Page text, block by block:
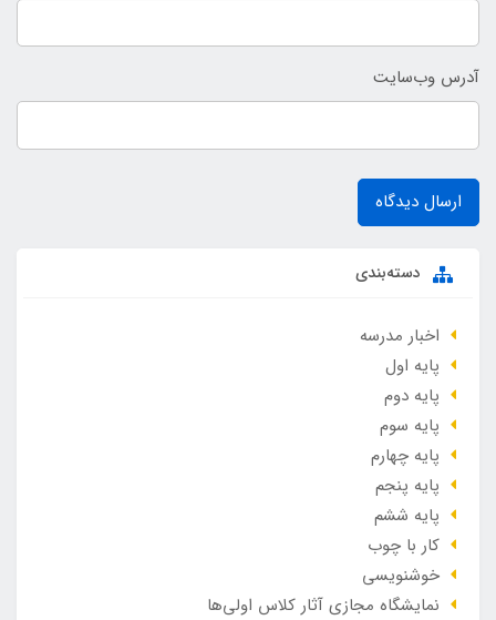
آدرس وب‌سایت
ارسال دیدگاه
دسته‌بندی
اخبار مدرسه
پایه اول
پایه دوم
پایه سوم
پایه چهارم
پایه پنجم
پایه ششم
کار با چوب
خوشنویسی
نمایشگاه مجازی آثار کلاس اولی‌ها